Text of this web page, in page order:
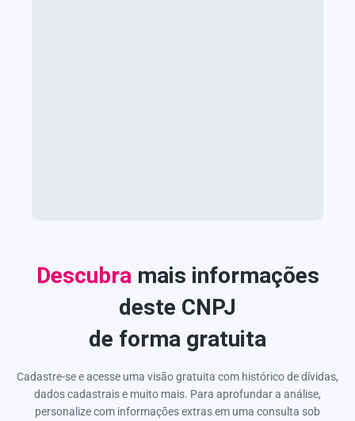
Descubramais informações
deste CNPJ
de forma gratuita
Cadastre-se e acesse uma visão gratuita com histórico de dívidas,
dados cadastrais e muito mais. Para aprofundar a análise,
personalize com informações extras em uma consulta sob